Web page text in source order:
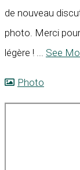
de nouveau
photo. Merci
légère ! ... See
Photo